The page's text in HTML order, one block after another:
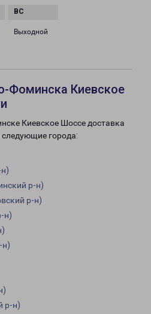
Выходной
Фоминска Киевское
Киевское Шоссе доставка
следующие города:
р-н)
р-н)
н)
н)
р-н)